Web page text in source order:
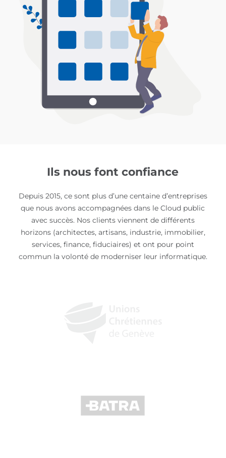
Ils nous font confiance
Depuis 2015, ce sont plus d’une centaine d’entreprises
que nous avons accompagnées dans le Cloud public
avec succès. Nos clients viennent de différents
horizons (architectes, artisans, industrie, immobilier,
services, finance, fiduciaires) et ont pour point
commun la volonté de moderniser leur informatique.